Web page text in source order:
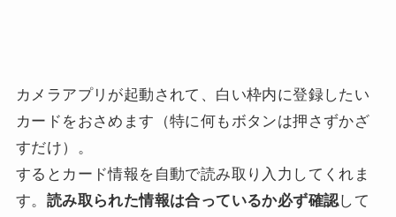
カメラアプリが起動されて、白い枠内に登録したい
カードをおさめます（特に何もボタンは押さずかざ
すだけ）。
するとカード情報を自動で読み取り入力してくれま
す。 読み取られた情報は合っているか必ず確認して